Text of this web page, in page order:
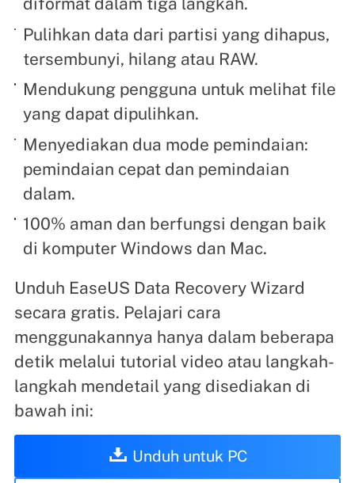
Pulihkan data dari partisi yang dihapus,
tersembunyi, hilang atau RAW.
Mendukung pengguna untuk melihat file
yang dapat dipulihkan.
Menyediakan dua mode pemindaian:
pemindaian cepat dan pemindaian
dalam.
100% aman dan berfungsi dengan baik
di komputer Windows dan Mac.
Unduh EaseUS Data Recovery Wizard
secara gratis. Pelajari cara
menggunakannya hanya dalam beberapa
detik melalui tutorial video atau langkah-
langkah mendetail yang disediakan di
bawah ini:
Unduh untuk PC